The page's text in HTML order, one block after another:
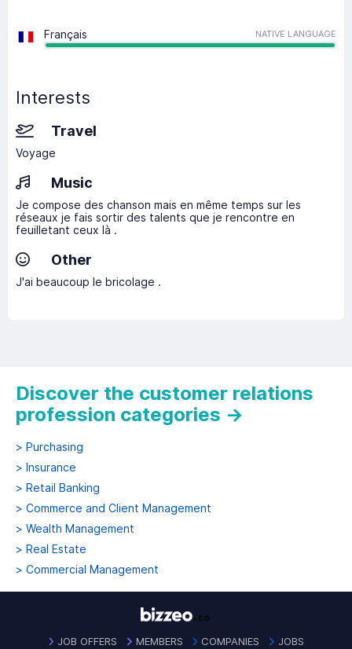
Français NATIVE LANGUAGE
Interests
Travel
Voyage
Music
Je compose des chanson mais en même temps sur les
réseaux je fais sortir des talents que je rencontre en
feuilletant ceux là .
Other
J'ai beaucoup le bricolage .
Discover the customer relations
profession categories →
> Purchasing
> Insurance
> Retail Banking
> Commerce and Client Management
> Wealth Management
> Real Estate
> Commercial Management
JOB OFFERS MEMBERS COMPANIES JOBS